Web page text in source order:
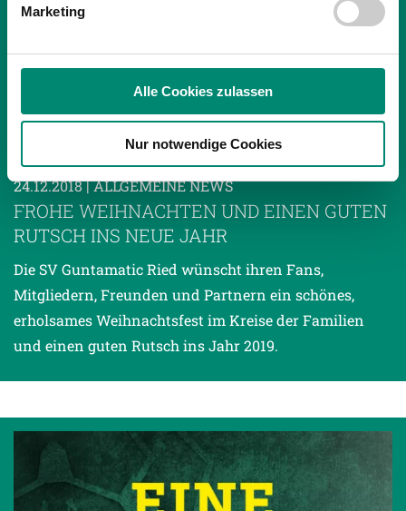
zu können und die Zugriffe auf unsere Website zu
Verwendung unserer Website an unsere Partner für
Partner führen diese Informationen möglicherweise mit
weiteren Daten zusammen, die Sie ihnen bereitgestellt
haben oder die sie im Rahmen Ihrer Nutzung der Dienste
gesammelt haben.
Weitere Details, insbesondere zu Speicherdauer und
Datenschutzerklärung.
Marketing
Alle Cookies zulassen
Nur notwendige Cookies
24.12.2018| ALLGEMEINE NEWS
FROHE WEIHNACHTEN UND EINEN GUTEN
RUTSCH INS NEUE JAHR
Die SV Guntamatic Ried wünscht ihren Fans,
Mitgliedern, Freunden und Partnern ein schönes,
erholsames Weihnachtsfest im Kreise der Familien
und einen guten Rutsch ins Jahr 2019.